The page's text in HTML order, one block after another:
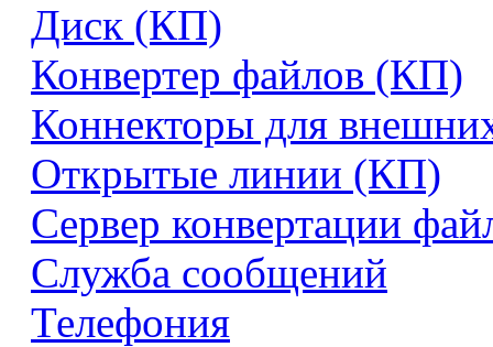
Диск (КП)
Конвертер файлов (КП)
Коннекторы для
Открытые линии (КП)
Сервер конвертации
Служба сообщений
Телефония